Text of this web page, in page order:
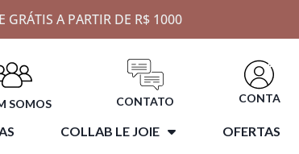
GRÁTIS A PARTIR DE R$ 1000
SOMOS CONTATO CONTA
COLLAB LE JOIE OFERTAS